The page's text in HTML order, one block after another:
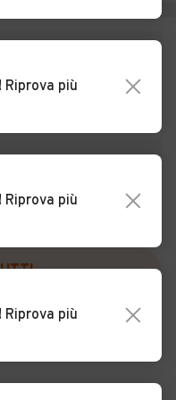
usate Saccolongo
più
più
più